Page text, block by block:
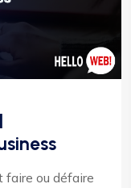
faire ou défaire